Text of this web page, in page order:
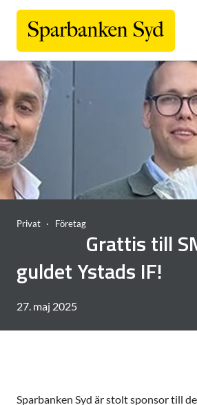
Privat Företag
Grattis till
guldet Ystads IF!
27. maj 2025
Sparbanken Syd är stolt sponsor till